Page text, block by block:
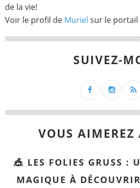
de la vie!
Voir le profil de Muriel sur le portail
SUIVEZ-
VOUS AIMEREZ
🎪 LES FOLIES GRUSS :
MAGIQUE À